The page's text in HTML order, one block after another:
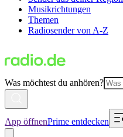
Musikrichtungen
Themen
Radiosender von A-Z
Was möchtest du anhören?
App öffnenPrime entdecken